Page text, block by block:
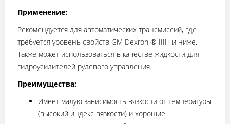
Применение:
Рекомендуется для автоматических трансмиссий, где
требуется уровень свойств GM Dexron ® IIIH и ниже.
Также может использоваться в качестве жидкости для
гидроусилителей рулевого управления.
Преимущества:
Имеет малую зависимость вязкости от температуры
(высокий индекс вязкости) и хорошие